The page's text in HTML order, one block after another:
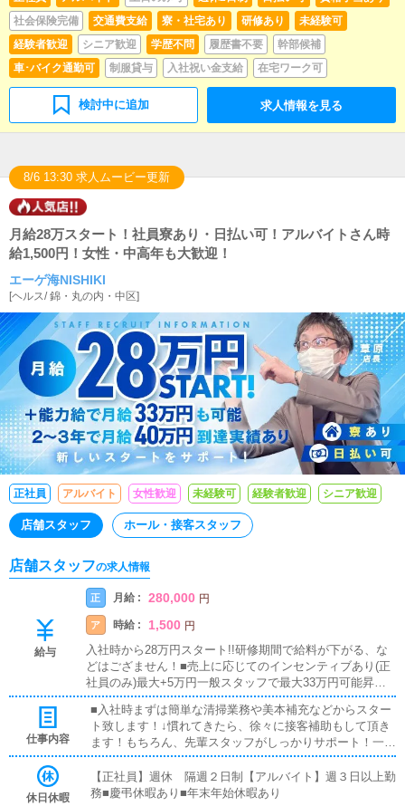
客様やキャストの方に快適にお過ごしいただくため、
店内の清掃や備品の管理・補充を行っていただきま
す。
社会保険完備
交通費支給 寮・社宅あり 研修あり
未経験可
経験者歓迎
シニア歓迎 学歴不問 履歴書不要
幹部候補
車･バイク通勤可
制服貸与 入社祝い金支給 在宅ワーク可
検討中に追加 求人情報を見る
8/6 13:30 求人ムービー更新
月給28万スタート！社員寮あり・日払い可！アルバイトさん時
給1,500円！女性・中高年も大歓迎！
エーゲ海NISHIKI
[ヘルス/錦・丸の内・中区]
正社員 アルバイト 女性歓迎 未経験可 経験者歓迎 シニア歓迎
店舗スタッフ ホール・接客スタッフ
店舗スタッフの求人情報
給与
正 月給 : 280,000 円
ア 時給 : 1,500 円
入社時から28万円スタート!!研修期間で給料が下がる、な
どはござません！■売上に応じてのインセンティブあり(正
社員のみ)最大+5万円一般スタッフで最大33万円可能昇
給・昇格もあるので、月給40万円も狙えます!!■賞与あり
（正社員のみ）■昇給あり（正社員のみ）■試用期間あり
(お給料は変わりません!!)■通勤交通費支給■ガソリン代支
給■日払い可勤務体系に応じてお給料をお支払いしており
仕事内容
■入社時まずは簡単な清掃業務や美本補充などからスター
ト致します！↓慣れてきたら、徐々に接客補助もして頂き
ます！もちろん、先輩スタッフがしっかりサポート！一人
で担当させることなどはございません。↓流れやコツを掴
んだら、接客業務の担当がメインになります！↓ここまで
の仕事を覚えて頂いたら、電話受付・予約の管理を順次覚
休日休暇
【正社員】週休 隔週２日制【アルバイト】週３日以上勤
務■慶弔休暇あり■年末年始休暇あり